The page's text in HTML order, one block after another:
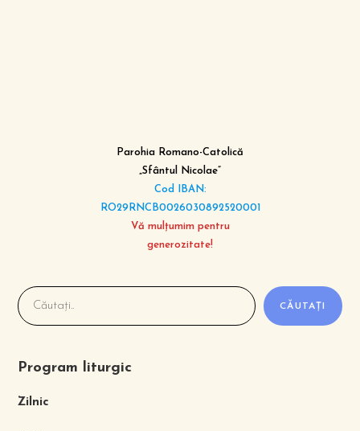
Parohia Romano-Catolică
„Sfântul Nicolae”
Cod IBAN:
RO29RNCB0026030892520001
Vă mulțumim pentru
generozitate!
CĂUTAȚI
Program liturgic
Zilnic